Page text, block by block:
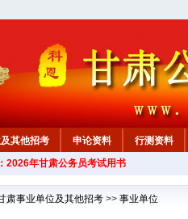
其他招考 申论资料
行测资料
2026年甘肃公务员考试用书
肃事业单位及其他招考 >> 事业单位